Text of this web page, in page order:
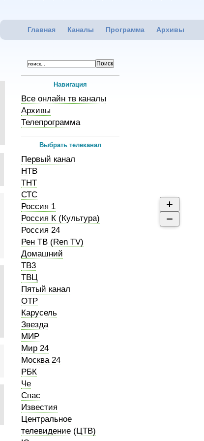
Главная Каналы Программа Архивы
Навигация
Все онлайн тв каналы
Архивы
Телепрограмма
Выбрать телеканал
Первый канал
НТВ
ТНТ
СТС
Россия 1
Россия К (Культура)
Россия 24
Рен ТВ (Ren TV)
Домашний
ТВ3
ТВЦ
Пятый канал
ОТР
Карусель
Звезда
МИР
Мир 24
Москва 24
РБК
Че
Спас
Известия
Центральное
телевидение (ЦТВ)